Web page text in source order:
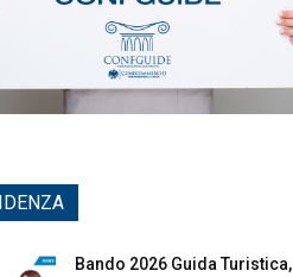
Bando 2026 Guida Turistica,